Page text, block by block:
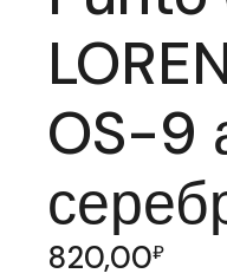
OS-9
820,00₽